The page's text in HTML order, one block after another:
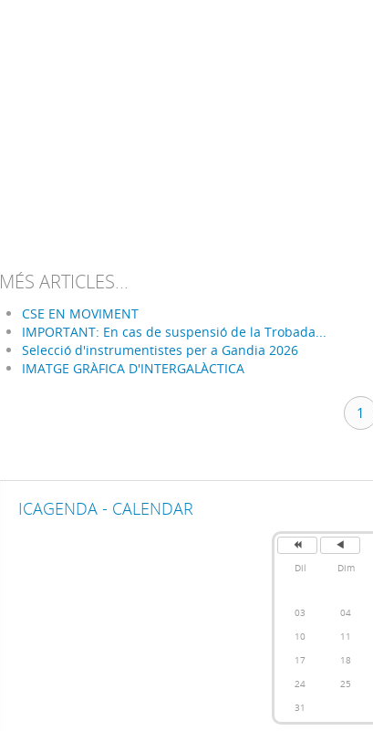
MÉS ARTICLES...
CSE EN MOVIMENT
IMPORTANT: En cas de suspensió de la Trobada...
Selecció d'instrumentistes per a Gandia 2026
IMATGE GRÀFICA D'INTERGALÀCTICA
1
ICAGENDA - CALENDAR
Dil Dim
03
04
10
11
17
18
24
25
31